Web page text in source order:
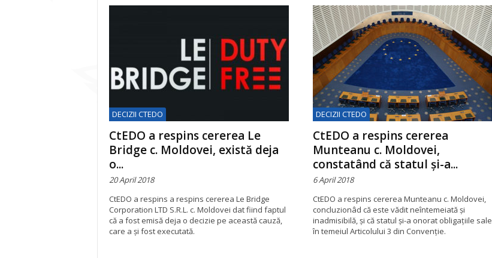
DECIZII CTEDO
CtEDO a respins cererea Le
Bridge c. Moldovei, există deja
o...
20 April 2018
CtEDO a respins a respins cererea Le Bridge
Corporation LTD S.R.L. c. Moldovei dat fiind faptul
că a fost emisă deja o decizie pe această cauză,
care a şi fost executată.
DECIZII CTEDO
CtEDO a respins cererea
Munteanu c. Moldovei,
constatând că statul și-a...
6 April 2018
CtEDO a respins cererea Munteanu c. Moldovei,
concluzionâd că este vădit neîntemeiată şi
inadmisibilă, și că statul și-a onorat obligațiile sale
în temeiul Articolului 3 din Convenţie.